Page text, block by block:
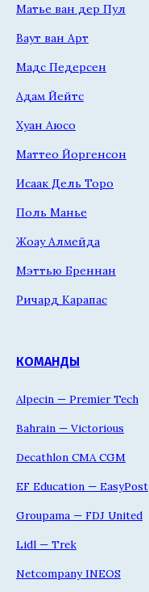
Матье ван дер Пул
Ваут ван Арт
Мадс Педерсен
Адам Йейтс
Хуан Аюсо
Маттео Йоргенсон
Исаак Дель Торо
Поль Манье
Жоау Алмейда
Мэттью Бреннан
Ричард Карапас
КОМАНДЫ
Alpecin — Premier Tech
Bahrain — Victorious
Decathlon CMA CGM
EF Education — EasyPost
Groupama — FDJ United
Lidl — Trek
Netcompany INEOS